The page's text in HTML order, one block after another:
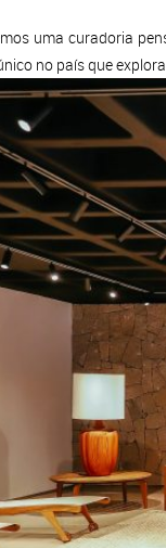
uma curadoria
no país que